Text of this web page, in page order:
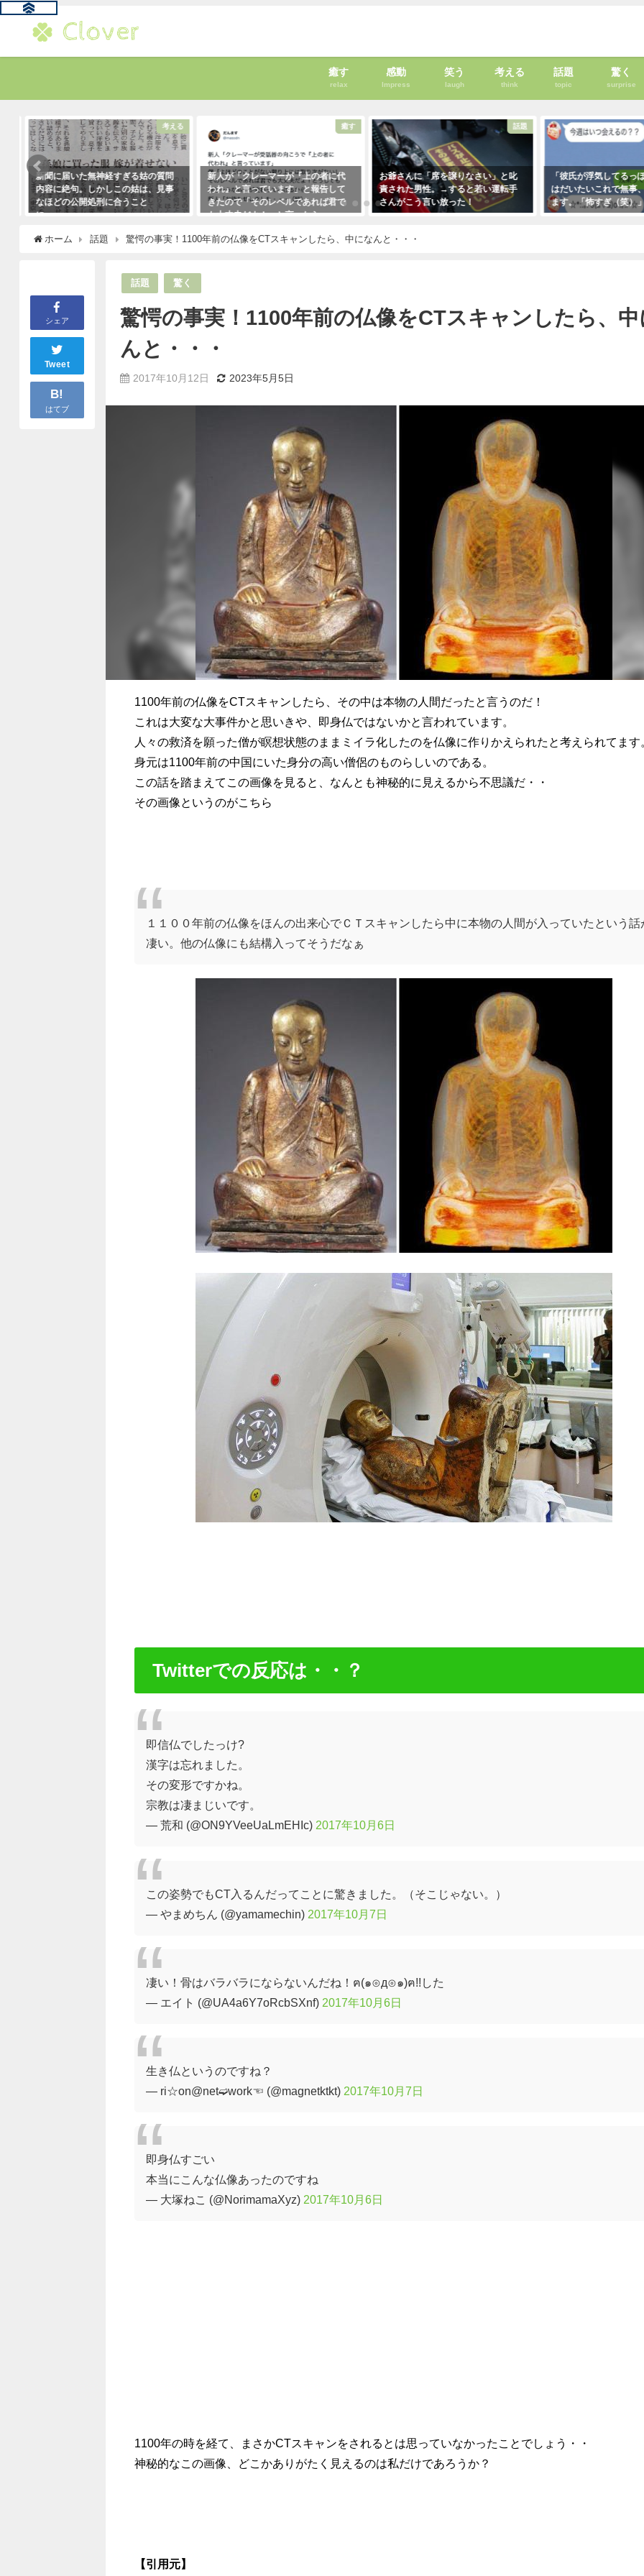
癒す
relax
感動
Impress
笑う
laugh
考える
think
話題
topic
驚く
surprise
考える
新聞に届いた無神経すぎる姑の質問
内容に絶句。しかしこの姑は、見事
なほどの公開処刑に合うこと
に・・・
癒す
新人が「クレーマーが『上の者に代
われ』と言っています」と報告して
きたので「そのレベルであれば君で
も大丈夫だよ！」と言ったら・・・
（笑）
話題
お爺さんに「席を譲りなさい」と叱
責された男性。→すると若い運転手
さんがこう言い放った！
「彼氏が浮気してるっぽ
はだいたいこれで無事、
ます。「怖すぎ（笑）」
ホーム 話題 驚愕の事実！1100年前の仏像をCTスキャンしたら、中になんと・・・
シェア
Tweet
B!
はてブ
話題 驚く
驚愕の事実！1100年前の仏像をCTスキャンしたら、
んと・・・
2017年10月12日 2023年5月5日
1100年前の仏像をCTスキャンしたら、その中は本物の人間だったと言うのだ！
これは大変な大事件かと思いきや、即身仏ではないかと言われています。
人々の救済を願った僧が瞑想状態のままミイラ化したのを仏像に作りかえられたと考えられてます
身元は1100年前の中国にいた身分の高い僧侶のものらしいのである。
この話を踏まえてこの画像を見ると、なんとも神秘的に見えるから不思議だ・・
その画像というのがこちら
１１００年前の仏像をほんの出来心でＣＴスキャンしたら中に本物の人間が入っていたという話
凄い。他の仏像にも結構入ってそうだなぁ
Twitterでの反応は・・？
即信仏でしたっけ?
漢字は忘れました。
その変形ですかね。
宗教は凄まじいです。
— 荒和 (@ON9YVeeUaLmEHIc) 2017年10月6日
この姿勢でもCT入るんだってことに驚きました。（そこじゃない。）
— やまめちん (@yamamechin) 2017年10月7日
凄い！骨はバラバラにならないんだね！ฅ(๑⊙д⊙๑)ฅ!!した
— エイト (@UA4a6Y7oRcbSXnf) 2017年10月6日
生き仏というのですね？
— ri☆on@net➫work☜ (@magnetktkt) 2017年10月7日
即身仏すごい
本当にこんな仏像あったのですね
— 大塚ねこ (@NorimamaXyz) 2017年10月6日
1100年の時を経て、まさかCTスキャンをされるとは思っていなかったことでしょう・・
神秘的なこの画像、どこかありがたく見えるのは私だけであろうか？
【引用元】